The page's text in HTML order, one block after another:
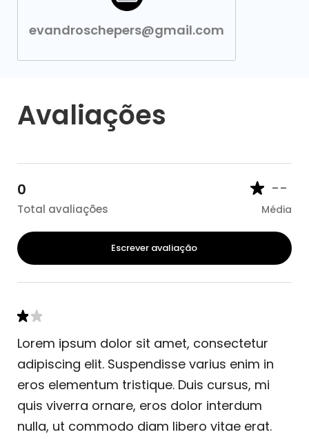
evandroschepers@gmail.com
Avaliações
0
Total avaliações
--
Média
Escrever avaliação
Lorem ipsum dolor sit amet, consectetur
adipiscing elit. Suspendisse varius enim in
eros elementum tristique. Duis cursus, mi
quis viverra ornare, eros dolor interdum
nulla, ut commodo diam libero vitae erat.